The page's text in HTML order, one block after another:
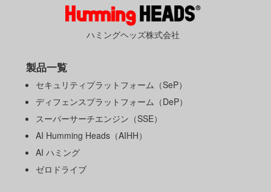
ハミングヘッズ株式会社
製品一覧
セキュリティプラットフォーム（SeP）
ディフェンスプラットフォーム（DeP）
スーパーサーチエンジン（SSE）
AI Humming Heads（AIHH）
AI ハミング
ゼロドライブ